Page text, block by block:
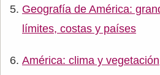
Geografía de América:
límites, costas y países
América: clima y vegetación